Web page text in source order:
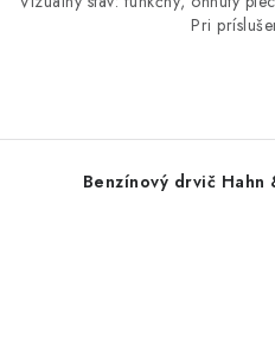
Pri
Benzínový drvič Hahn